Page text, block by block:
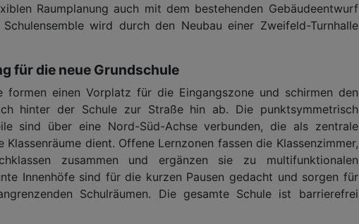
Raumplanung auch mit dem bestehenden Gebäudeentwurf
wird durch den Neubau einer Zweifeld-Turnhalle
für die neue Grundschule
formen einen Vorplatz für die Eingangszone und schirmen den
hinter der Schule zur Straße hin ab. Die punktsymmetrisch
sind über eine Nord-Süd-Achse verbunden, die als zentrale
Klassenräume dient. Offene Lernzonen fassen die Klassenzimmer,
zusammen und ergänzen sie zu multifunktionalen
Innenhöfe sind für die kurzen Pausen gedacht und sorgen für
Schulräumen. Die gesamte Schule ist barrierefrei